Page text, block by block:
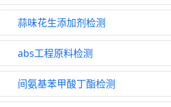
蒜味花生添加剂检测
abs工程原料检测
间氨基苯甲酸丁酯检测